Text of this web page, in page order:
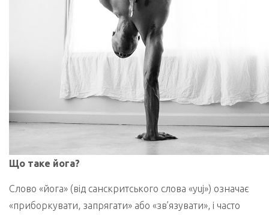
Що таке йога?
Слово «йога» (від санскритського слова «yuj») означає
«приборкувати, запрягати» або «зв’язувати», і часто